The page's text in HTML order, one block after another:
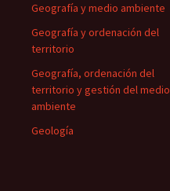
Geografía y medio ambiente
Geografía y ordenación del
territorio
Geografía, ordenación del
territorio y gestión del medio
ambiente
Geología